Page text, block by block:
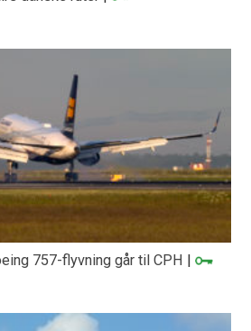
757-flyvning går til CPH |